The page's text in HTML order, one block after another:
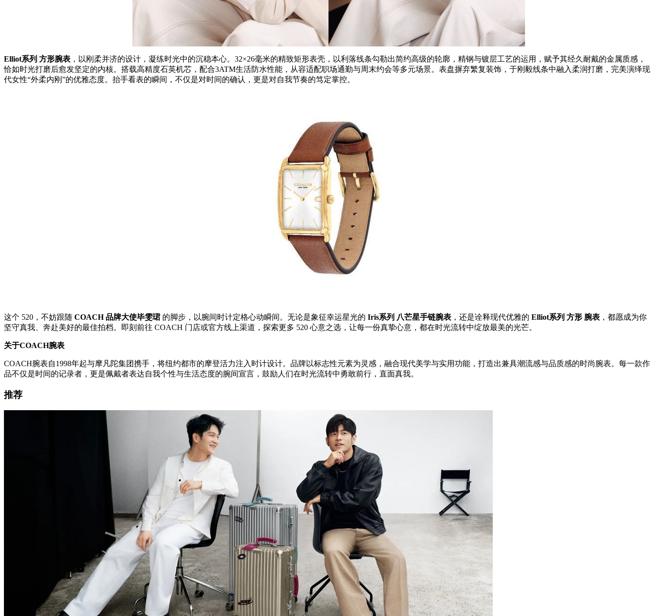
Elliot系列 方形腕表 ，以刚柔并济的设计，凝练时光中的沉稳本心。32×26毫米的精致矩形表壳，以利落线条勾勒出简约高级的轮廓，精钢与镀层工艺的运用，赋予其经久耐戴的金属质感，
恰如时光打磨后愈发坚定的内核。搭载高精度石英机芯，配合3ATM生活防水性能，从容适配职场通勤与周末约会等多元场景。表盘摒弃繁复装饰，于刚毅线条中融入柔润打磨，完美演绎现
代女性“外柔内刚”的优雅态度。抬手看表的瞬间，不仅是对时间的确认，更是对自我节奏的笃定掌控。
这个 520，不妨跟随 COACH 品牌大使毕雯珺的脚步，以腕间时计定格心动瞬间。无论是象征幸运星光的 Iris系列 八芒星手链腕表 ，还是诠释现代优雅的 Elliot系列 方形 腕表 ，都愿成为你
坚守真我、奔赴美好的最佳拍档。即刻前往 COACH 门店或官方线上渠道，探索更多 520 心意之选，让每一份真挚心意，都在时光流转中绽放最美的光芒。
关于COACH腕表
COACH腕表自1998年起与摩凡陀集团携手，将纽约都市的摩登活力注入时计设计。品牌以标志性元素为灵感，融合现代美学与实用功能，打造出兼具潮流感与品质感的时尚腕表。每一款作
品不仅是时间的记录者，更是佩戴者表达自我个性与生活态度的腕间宣言，鼓励人们在时光流转中勇敢前行，直面真我。
推荐